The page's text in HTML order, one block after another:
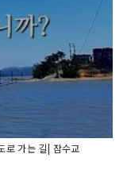
로 가는 길| 잠수교